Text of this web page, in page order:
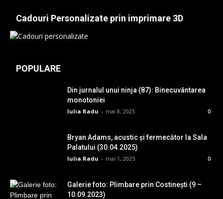
Cadouri Personalizate prin imprimare 3D
POPULARE
Din jurnalul unui ninja (87): Binecuvântarea
monotoniei
Iulia Radu - mai 8, 2025 0
Bryan Adams, acustic și fermecător la Sala
Palatului (30.04.2025)
Iulia Radu - mai 1, 2025 0
Galerie foto: Plimbare prin Costinești (9 –
10.09.2023)